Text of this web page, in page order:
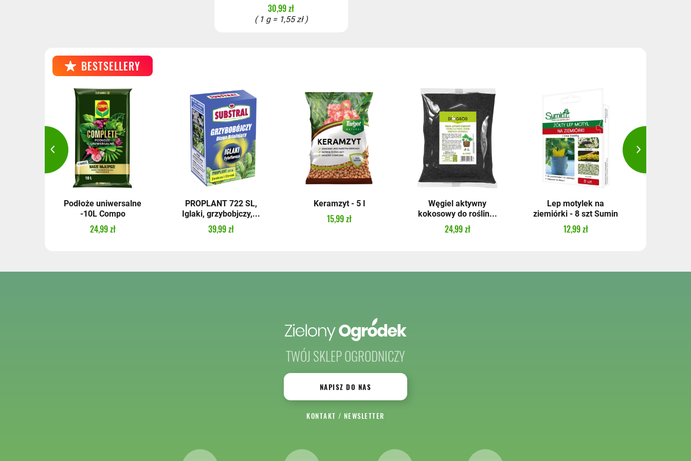
30,99 zł
( 1 g = 1,55 zł )
BESTSELLERY
Podłoże uniwersalne
-10L Compo
24,99 zł
PROPLANT 722 SL,
Iglaki, grzybobjczy,...
39,99 zł
Keramzyt - 5 l
15,99 zł
Węgiel aktywny
kokosowy do roślin...
24,99 zł
Lep motylek na
ziemiórki - 8 szt Sumin
12,99 zł
TWÓJ SKLEP OGRODNICZY
NAPISZ DO NAS
KONTAKT / NEWSLETTER